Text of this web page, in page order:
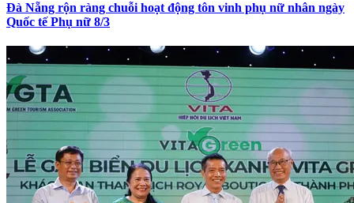
Đà Nẵng rộn ràng chuỗi hoạt động tôn vinh phụ nữ nhân ngày
Quốc tế Phụ nữ 8/3